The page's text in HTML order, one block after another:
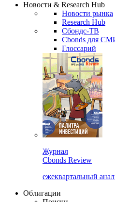
Сбондс Люди
Новости & Research Hub
Новости рынка
Research Hub
Сбондс-ТВ
Cbonds для СМИ
Глоссарий
Cbonds Review